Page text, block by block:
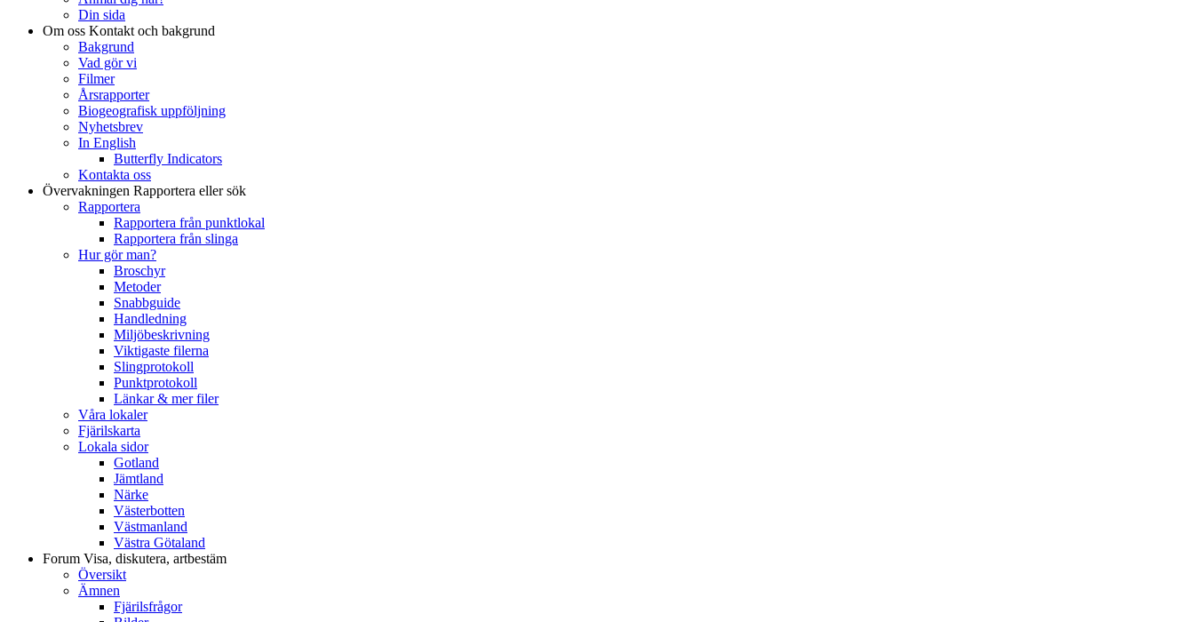
Din sida
Om oss Kontakt och bakgrund
Bakgrund
Vad gör vi
Filmer
Årsrapporter
Biogeografisk uppföljning
Nyhetsbrev
In English
Butterfly Indicators
Kontakta oss
Övervakningen Rapportera eller sök
Rapportera
Rapportera från punktlokal
Rapportera från slinga
Hur gör man?
Broschyr
Metoder
Snabbguide
Handledning
Miljöbeskrivning
Viktigaste filerna
Slingprotokoll
Punktprotokoll
Länkar & mer filer
Våra lokaler
Fjärilskarta
Lokala sidor
Gotland
Jämtland
Närke
Västerbotten
Västmanland
Västra Götaland
Forum Visa, diskutera, artbestäm
Översikt
Ämnen
Fjärilsfrågor